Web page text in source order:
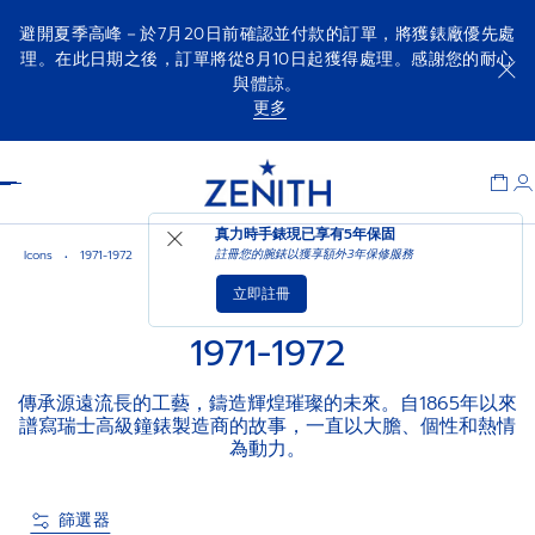
避開夏季高峰－於7月20日前確認並付款的訂單，將獲錶廠優先處
理。在此日期之後，訂單將從8月10日起獲得處理。感謝您的耐心
與體諒。
更多
真力時手錶現已享有5年保固
註冊您的腕錶以獲享額外3年保修服務
立即註冊
Icons 1971-1972
1971-1972
傳承源遠流長的工藝，鑄造輝煌璀璨的未來。自1865年以來
譜寫瑞士高級鐘錶製造商的故事，一直以大膽、個性和熱情
為動力。
篩選器